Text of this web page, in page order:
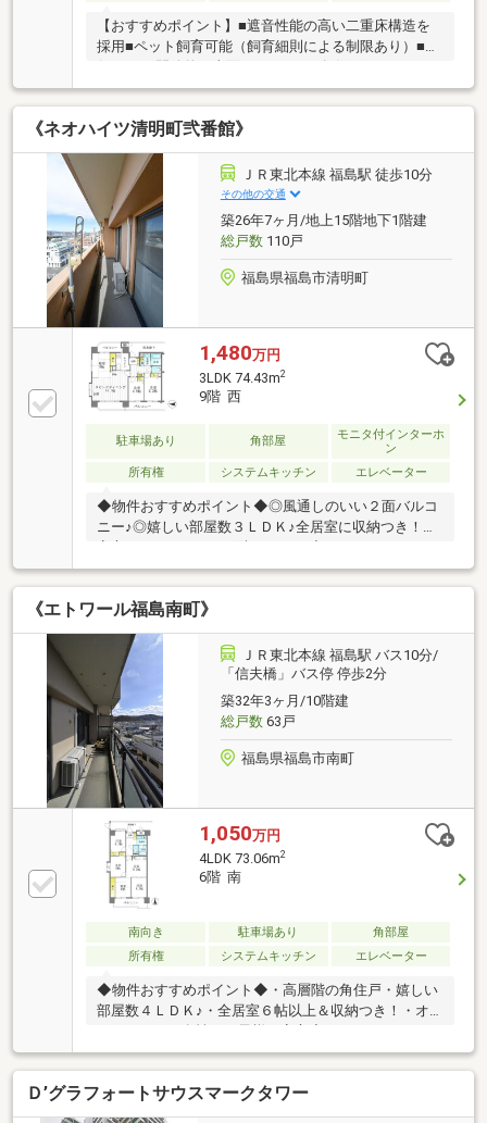
【おすすめポイント】■遮音性能の高い二重床構造を
採用■ペット飼育可能（飼育細則による制限あり）■奥
ーム付き（使用料無償）■福島市立第一小学校まで徒
歩1分、通学のしやすい立地■ハンズフリーキーのた
め、カバンやポケットにいれたままでも開錠すること
が可能■2面採光につき、陽当り良好の明るい室内■便
利な食品宅配受け取りサービス「食配ラボ」☆不動産
のことなら地域密着ワールドレジデンシャル東日本に
お任せください☆【随時、内覧希望を受付をしており
ます】０１２０－７０１－６０３まで連絡を頂き事前
にご予約頂けますとスムーズです。
《ネオハイツ清明町弐番館》
ＪＲ東北本線 福島駅 徒歩10分
その他の交通
築26年7ヶ月/地上15階地下1階建
総戸数110戸
福島県福島市清明町
1,480万円
3LDK 74.43m2
9階 西
駐車場あり 角部屋
モニタ付インターホ
ン
所有権
システムキッチン エレベーター
◆物件おすすめポイント◆◎風通しのいい２面バルコ
ニー♪◎嬉しい部屋数３ＬＤＫ♪全居室に収納つき！◎
安心のオートロック＆防犯カメラ◆リフォーム・リノ
ベーションもワントップで完結！専任担当が希望条件
にぴったりのプランをご提案♪最短ルートで理想の住
まいをカタチにできます♪【当物件リフォームプラン
例】・キッチン・浴室など水回り4点リフォーム 190万
円～・フルリフォーム 490万円～◆LINEでもお問い合
わせ受付中♪ ID⇒@e-concept_2住宅購入に関する不
安やご要望には、不動産経験豊富な当社スタッフが対
応いたします！
《エトワール福島南町》
ＪＲ東北本線 福島駅 バス10分/
「信夫橋」バス停 停歩2分
築32年3ヶ月/10階建
総戸数63戸
福島県福島市南町
1,050万円
4LDK 73.06m2
6階 南
南向き 駐車場あり
角部屋
所有権
システムキッチン エレベーター
◆物件おすすめポイント◆・高層階の角住戸・嬉しい
部屋数４ＬＤＫ♪・全居室６帖以上＆収納つき！・オ
ートロックで女性やお子様も安心◆リフォーム・リノ
ベーションもワントップで完結！専任担当が希望条件
にぴったりのプランをご提案♪プランニングから施工
まで一括対応！最短ルートで理想の住まいをカタチに
できます♪◆LINEでもお問い合わせ受付中♪ ID⇒@e-
Ｄ’グラフォートサウスマークタワー